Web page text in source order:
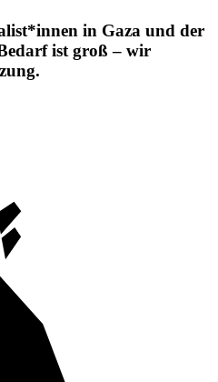
in Gaza und der
ist groß – wir